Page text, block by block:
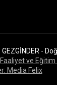
GEZGİNDER -
Faaliyet ve Eğitim
Media Felix